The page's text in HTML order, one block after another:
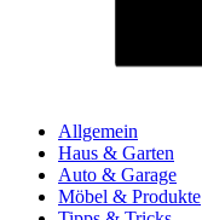
Allgemein
Haus & Garten
Auto & Garage
Möbel & Produkte